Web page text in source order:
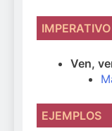
IMPERATIVO
Ven,
EJEMPLOS